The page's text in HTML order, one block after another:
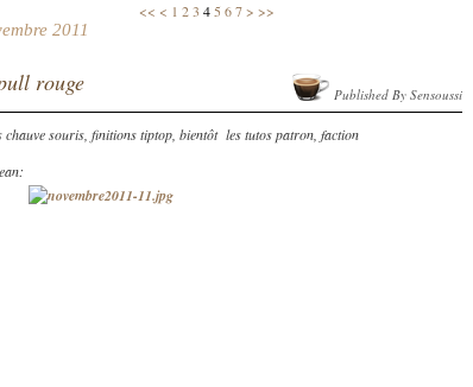
<< < 1 23 4 5 67> >>
2011
rouge
chauve souris, finitions tiptop, bientôt les tutos patron, faction
Published By Sensoussi